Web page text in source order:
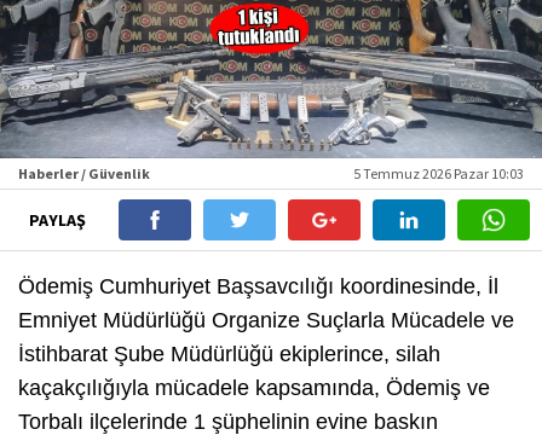
Haberler / Güvenlik 5 Temmuz 2026 Pazar 10:03
PAYLAŞ
Ödemiş Cumhuriyet Başsavcılığı koordinesinde, İl
Emniyet Müdürlüğü Organize Suçlarla Mücadele ve
İstihbarat Şube Müdürlüğü ekiplerince, silah
kaçakçılığıyla mücadele kapsamında, Ödemiş ve
Torbalı ilçelerinde 1 şüphelinin evine baskın